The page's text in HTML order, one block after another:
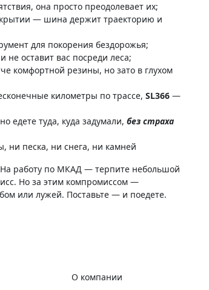
она просто преодолевает их;
— шина держит траекторию и
для покорения бездорожья;
не оставит вас посреди леса;
комфортной резины, но зато в глухом
километры по трассе, SL366 —
едете туда, куда задумали, без страха
ни песка, ни снега, ни камней
работу по МКАД — терпите небольшой
Но за этим компромиссом —
или лужей. Поставьте — и поедете.
О компании